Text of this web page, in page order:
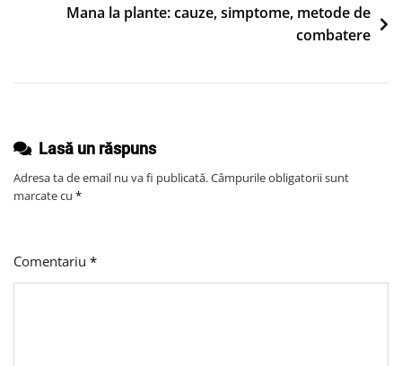
Reguli
articoleMana la plante: cauze, simptome, metode de
combatere
Lasă un răspuns
Adresa ta de email nu va fi publicată.Câmpurile obligatorii sunt
marcate cu *
Comentariu *